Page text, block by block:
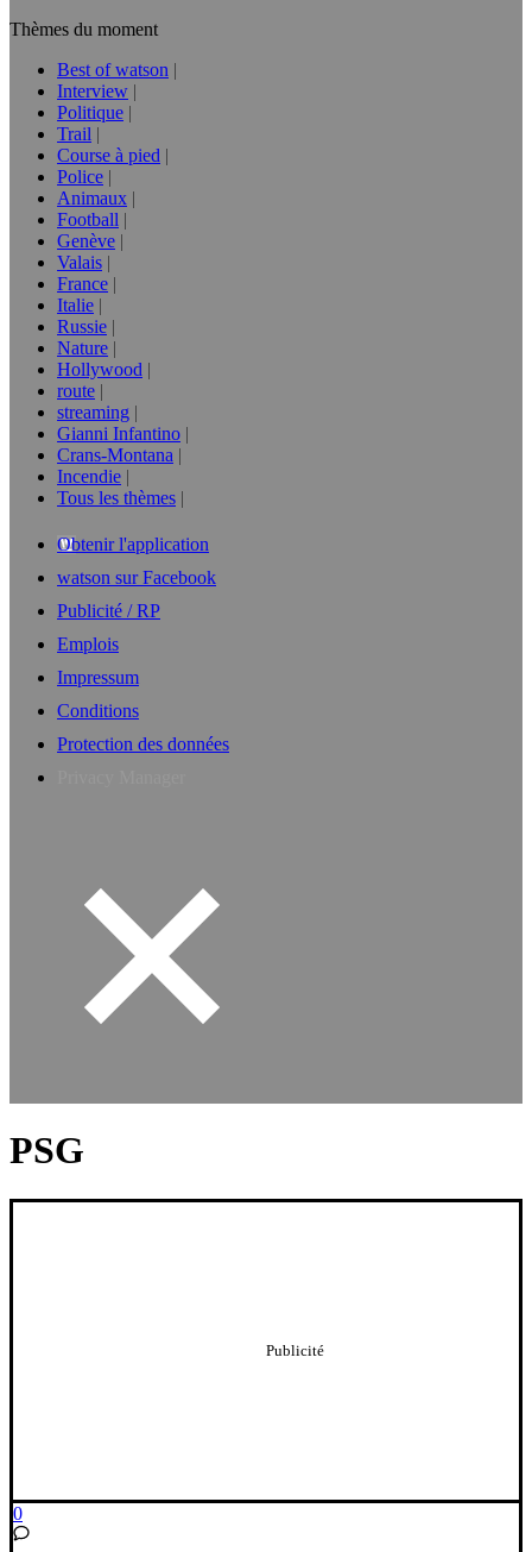
Thèmes du moment
Best of watson
Interview
Politique
Trail
Course à pied
Police
Animaux
Football
Genève
Valais
France
Italie
Russie
Nature
Hollywood
route
streaming
Gianni Infantino
Crans-Montana
Incendie
Tous les thèmes
Obtenir l'application
watson sur Facebook
Publicité / RP
Emplois
Impressum
Conditions
Protection des données
PSG
0